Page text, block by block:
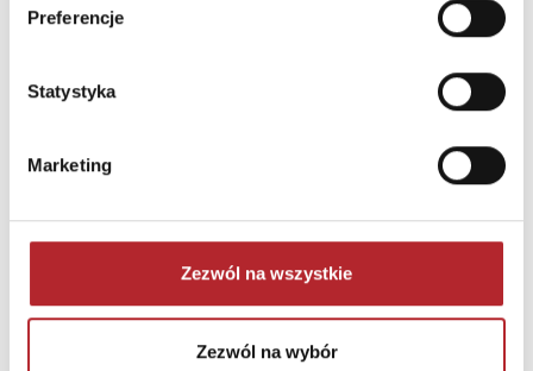
Preferencje
Statystyka
Marketing
Zezwól na wszystkie
Zezwól na wybór
Tactic Games
Zaloguj się, aby kupić
NAJCZĘŚCIEJ KUPOWANE
TOP 100
TOP 100
Wyłączność